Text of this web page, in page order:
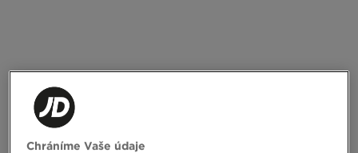
Chráníme Vaše údaje